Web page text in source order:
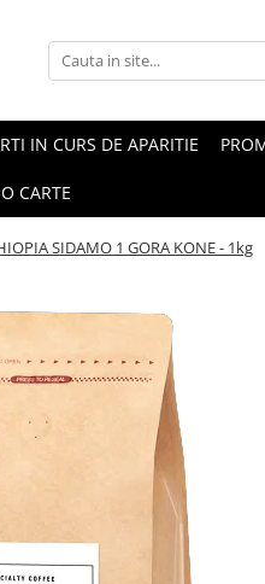
IN CURS DE APARITIE
CARTE
SIDAMO 1 GORA KONE - 1kg